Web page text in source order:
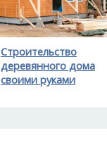
Строительство
деревянного дома
своими руками